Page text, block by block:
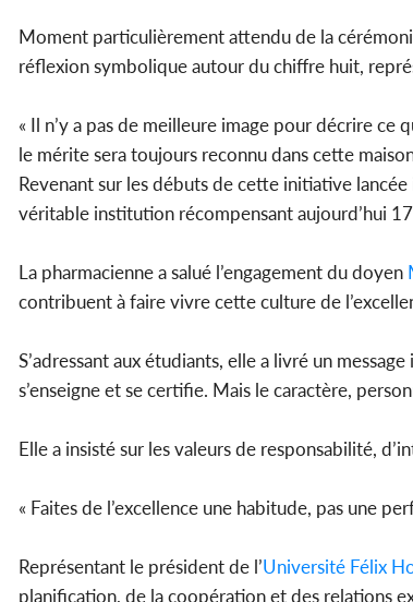
Moment particulièrement attendu de la
réflexion symbolique autour du chiffre huit,
« Il n’y a pas de meilleure image pour décrire ce
le mérite sera toujours reconnu dans cette
Revenant sur les débuts de cette initiative
véritable institution récompensant aujourd’hui
La pharmacienne a salué l’engagement du doyen
contribuent à faire vivre cette culture de
S’adressant aux étudiants, elle a livré un
s’enseigne et se certifie. Mais le caractère,
Elle a insisté sur les valeurs de responsabilité,
« Faites de l’excellence une habitude, pas une
Représentant le président de l’Université Félix
planification, de la coopération et des relations